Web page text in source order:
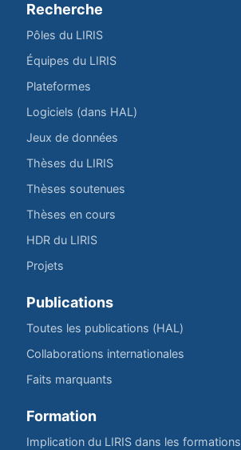
Recherche
Pôles du LIRIS
Équipes du LIRIS
Plateformes
Logiciels (dans HAL)
Jeux de données
Thèses du LIRIS
Thèses soutenues
Thèses en cours
HDR du LIRIS
Projets
Publications
Toutes les publications (HAL)
Collaborations internationales
Faits marquants
Formation
Implication du LIRIS dans les formations